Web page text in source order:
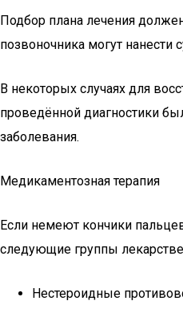
Подбор плана лечения
позвоночника могут
В некоторых случаях для
проведённой диагностики
заболевания.
Медикаментозная терапия
Если немеют кончики
следующие группы
Нестероидные